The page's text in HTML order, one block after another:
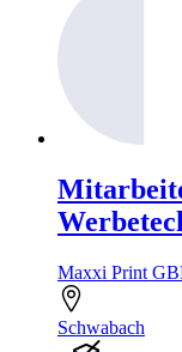
Maxxi Print
Schwabach